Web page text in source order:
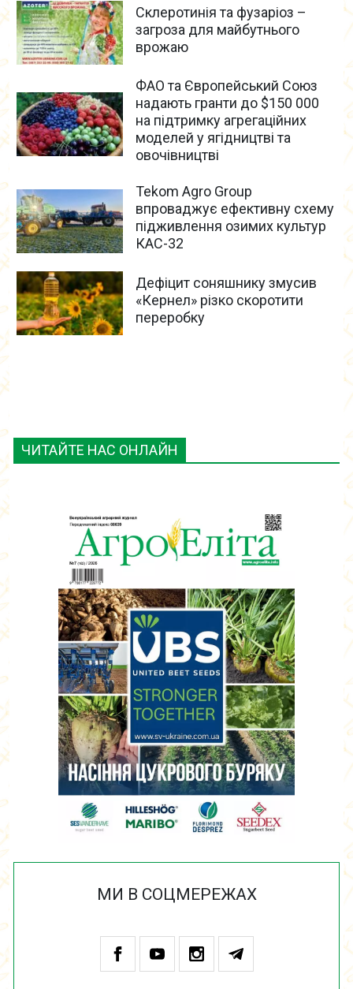
ЧИТАЙТЕ НАС ОНЛАЙН
МИ В СОЦМЕРЕЖАХ
Склеротинія та фузаріоз –
загроза для майбутнього
врожаю
ФАО та Європейський Союз
надають гранти до $150 000
на підтримку агрегаційних
моделей у ягідництві та
овочівництві
Tekom Agro Group
впроваджує ефективну схему
підживлення озимих культур
КАС-32
Дефіцит соняшнику змусив
«Кернел» різко скоротити
переробку